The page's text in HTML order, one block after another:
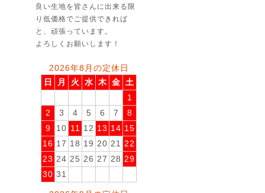
良い生地を皆さんに出来る限
り低価格でご提供できれば
と、頑張っています。
よろしくお願いします！
2026年8月の定休日
日
月 火 水 木 金 土
1
2
3 4 5 6 7
8
9
10 11 12 13 14 15
16 17 18 19 20 21 22
23 24 25 26 27 28 29
30 31